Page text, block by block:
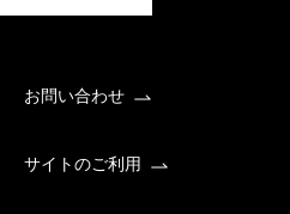
お問い合わせ
サイトのご利用